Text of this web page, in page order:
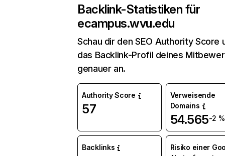
Backlink-Statistiken für
ecampus.wvu.edu
Schau dir den SEO Authority Score
das Backlink-Profil deines
genauer an.
Authority Score
57
Verweisende
Domains
54.565-2 %
Backlinks
Risiko einer